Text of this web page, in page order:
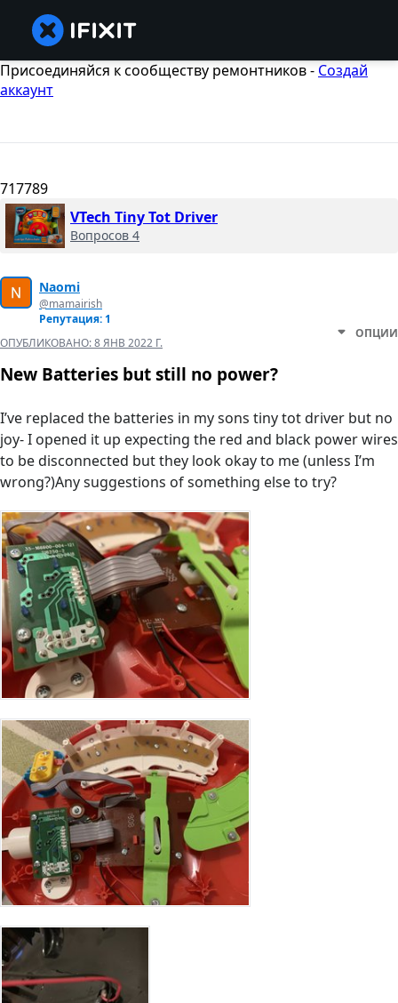
Присоединяйся к сообществу ремонтников - Создай
аккаунт
717789
VTech Tiny Tot Driver
Вопросов 4
Naomi
@mamairish
Репутация: 1
ОПУБЛИКОВАНО:8 ЯНВ 2022 Г.
ОПЦИИ
New Batteries but still no power?
I’ve replaced the batteries in my sons tiny tot driver but no
joy- I opened it up expecting the red and black power wires
to be disconnected but they look okay to me (unless I’m
wrong?)Any suggestions of something else to try?